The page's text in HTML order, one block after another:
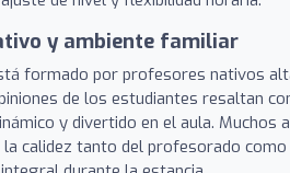
y ambiente familiar
formado por profesores nativos
de los estudiantes resaltan
y divertido en el aula. Muchos
la calidez tanto del profesorado